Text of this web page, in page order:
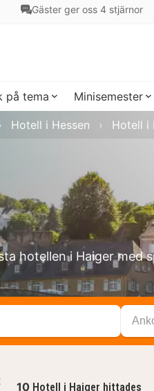
Gäster ger oss 4 stjärnor
på tema Minisemester
hotellen i Haiger med
Hotell i Hessen Hotell i
10 Hotell i Haiger hittades